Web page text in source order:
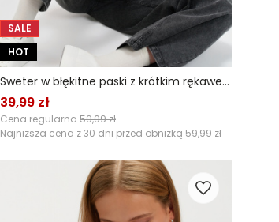
SALE
HOT
Sweter w błękitne paski z krótkim rękawem
39,99 zł
Cena regularna 59,99 zł
Najniższa cena z 30 dni przed obniżką 59,99 zł